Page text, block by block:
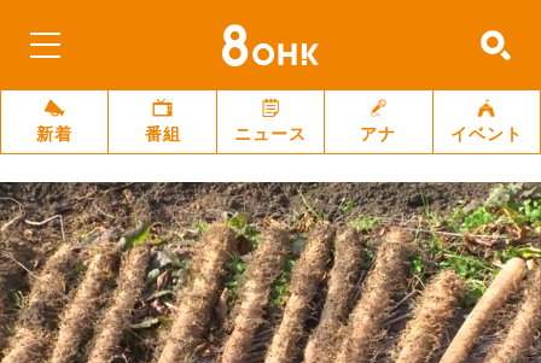
新着 番組 ニュース アナ イベント